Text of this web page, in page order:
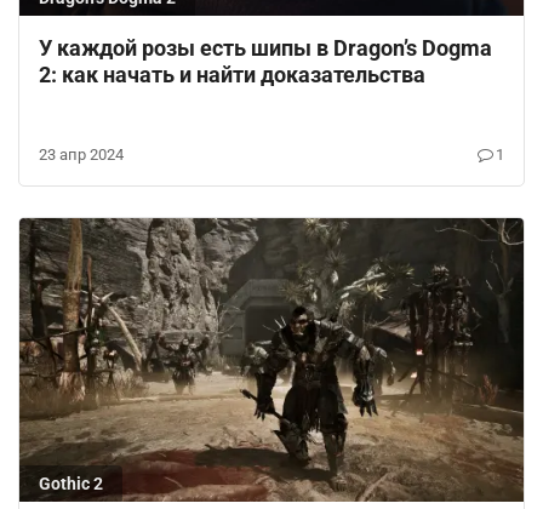
У каждой розы есть шипы в Dragon’s Dogma
2: как начать и найти доказательства
23 апр 2024 1
Gothic 2